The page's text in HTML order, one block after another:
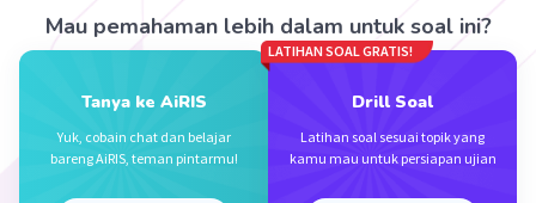
usaha-usaha individu dalam ikatan pekerjaan
dalam kehidupannya sehari-hari.
tokoh pelopor ekonomi yang dikenal luas
Mau pemahaman lebih dalam untuk soal ini?
Tanya ke AiRIS
Yuk, cobain chat dan belajar
bareng AiRIS, teman pintarmu!
LATIHAN SOAL GRATIS!
Drill Soal
Latihan soal sesuai topik yang
kamu mau untuk persiapan ujian